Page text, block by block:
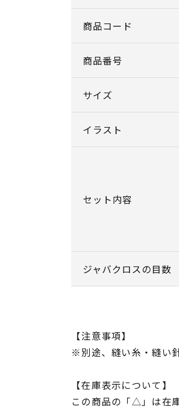
商品コード
商品番号
サイズ
イラスト
セット内容
ジャバクロスの目数
【注意事項】
※別途、縫い糸・縫い
【在庫表示について】
この商品の「△」は在